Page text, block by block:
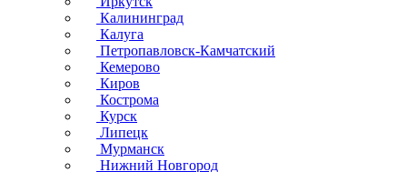
Калининград
Калуга
Петропавловск-Камчатский
Кемерово
Киров
Кострома
Курск
Липецк
Мурманск
Нижний Новгород